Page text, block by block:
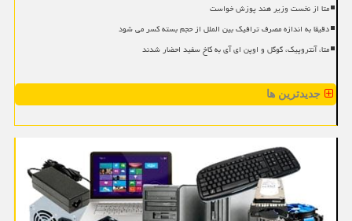
متا از نخست وزیر هند پوزش خواست
دقیقا به اندازه مصرف ترافیک بین الملل از حجم بسته کسر می شود
متا، آنتروپیک، گوگل و اوپن ای آی به کاخ سفید احضار شدند
جدیدترین ها